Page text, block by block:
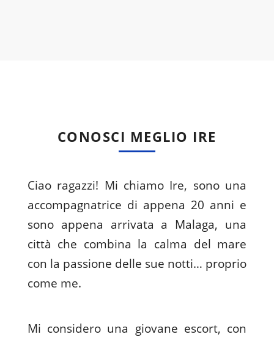
CONOSCI MEGLIO IRE
Ciao ragazzi! Mi chiamo Ire, sono una
accompagnatrice di appena 20 anni e
sono appena arrivata a Malaga, una
città che combina la calma del mare
con la passione delle sue notti… proprio
come me.
Mi considero una giovane escort, con